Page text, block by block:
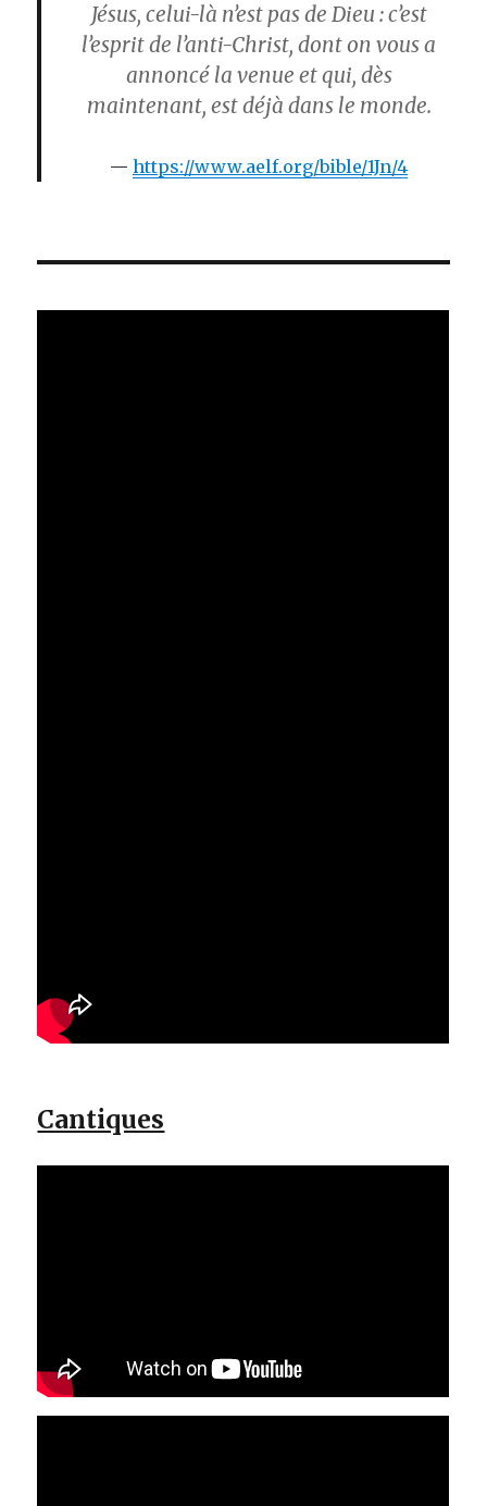
Jésus, celui-là n’est pas de Dieu : c’est
l’esprit de l’anti-Christ, dont on vous a
annoncé la venue et qui, dès
maintenant, est déjà dans le monde.
https://www.aelf.org/bible/1Jn/4
Cantiques